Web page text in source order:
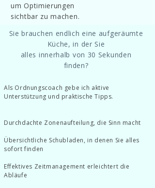
um Optimierungen
sichtbar zu machen.
Sie brauchen endlich eine aufgeräumte
Küche,in der Sie
alles innerhalb von 30 Sekunden
finden?
Als Ordnungscoach gebe ich aktive
Unterstützung und praktische Tipps.
Durchdachte Zonenaufteilung, die Sinn macht
Übersichtliche Schubladen, in denen Sie alles
sofort finden
Effektives Zeitmanagement erleichtert die
Abläufe